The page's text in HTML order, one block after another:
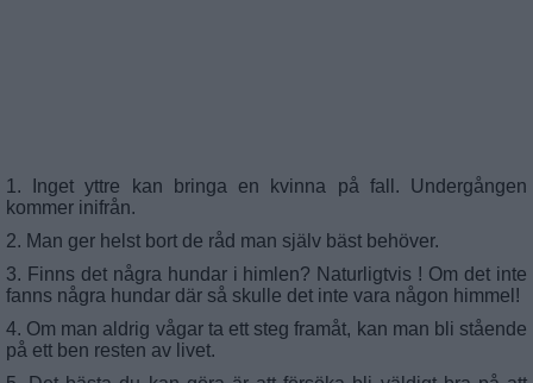
1. Inget yttre kan bringa en kvinna på fall. Undergången
kommer inifrån.
2. Man ger helst bort de råd man själv bäst behöver.
3. Finns det några hundar i himlen? Naturligtvis ! Om det inte
fanns några hundar där så skulle det inte vara någon himmel!
4. Om man aldrig vågar ta ett steg framåt, kan man bli stående
på ett ben resten av livet.